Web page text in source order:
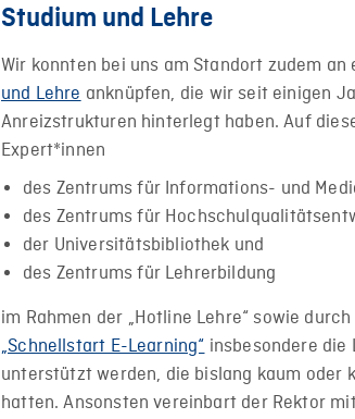
Studium und Lehre
Wir konnten bei uns am Standort zudem
und Lehre anknüpfen, die wir seit einigen
Anreizstrukturen hinterlegt haben. Auf
Expert*innen
des Zentrums für Informations- und
des Zentrums für
der Universitätsbibliothek und
des Zentrums für Lehrerbildung
im Rahmen der „Hotline Lehre“ sowie
„Schnellstart E-Learning“ insbesondere
unterstützt werden, die bislang kaum oder
hatten. Ansonsten vereinbart der Rektor